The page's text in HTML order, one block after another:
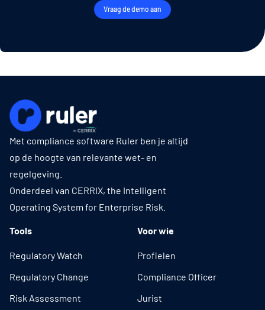
Vraag de demo aan
Met compliance software Ruler ben je altijd
op de hoogte van relevante wet- en
regelgeving.
Onderdeel van CERRIX, the Intelligent
Operating System for Enterprise Risk.
Tools
Regulatory Watch
Regulatory Change
Risk Assessment
Voor wie
Profielen
Compliance Officer
Jurist